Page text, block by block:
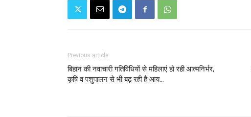
Previous article
बिहान की नवाचारी गतिविधियों से महिलाएं हो रही आत्मनिर्भर,
कृषि व पशुपालन से भी बढ़ रही है आय...